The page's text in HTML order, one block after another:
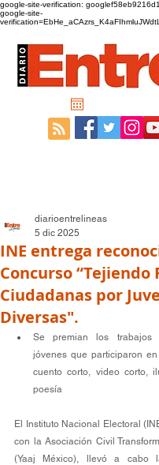
google-site-verification:
google-site-
INE entrega
Concurso “Tejiendo
Ciudadanas por
Diversas".
diarioentrelineas
5 dic 2025
Se premian los trabajos
jóvenes que participaron
cuento corto, video corto,
poesía
El Instituto Nacional Electoral
con la Asociación Civil
(Yaaj México), llevó a cabo